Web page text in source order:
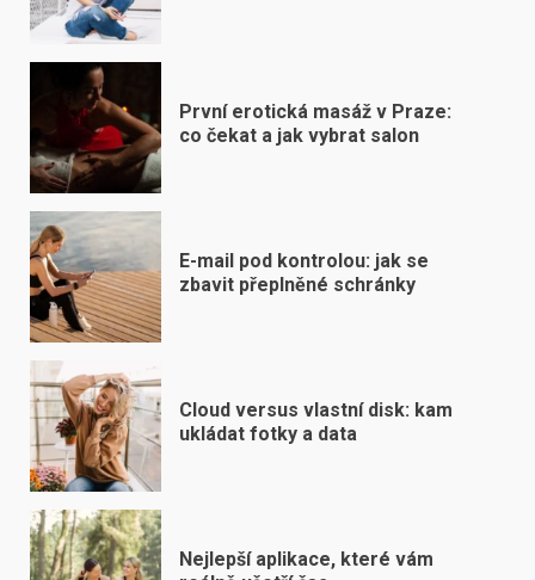
První erotická masáž v Praze:
co čekat a jak vybrat salon
E-mail pod kontrolou: jak se
zbavit přeplněné schránky
Cloud versus vlastní disk: kam
ukládat fotky a data
Nejlepší aplikace, které vám